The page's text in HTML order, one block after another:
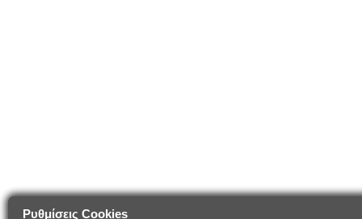
Ρυθμίσεις Cookies